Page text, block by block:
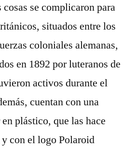
se complicaron para
situados entre los
coloniales alemanas,
en 1892 por luteranos de
activos durante el
cuentan con una
plástico, que las hace
con el logo Polaroid